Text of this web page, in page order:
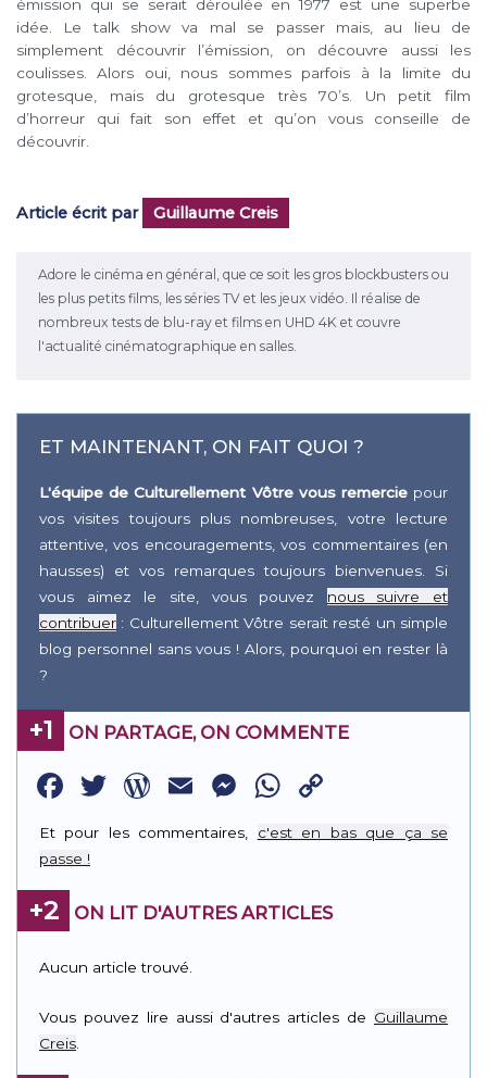
émission qui se serait déroulée en 1977 est une superbe
idée. Le talk show va mal se passer mais, au lieu de
simplement découvrir l’émission, on découvre aussi les
coulisses. Alors oui, nous sommes parfois à la limite du
grotesque, mais du grotesque très 70’s. Un petit film
d’horreur qui fait son effet et qu’on vous conseille de
découvrir.
Article écrit par Guillaume Creis
Adore le cinéma en général, que ce soit les gros blockbusters ou
les plus petits films, les séries TV et les jeux vidéo. Il réalise de
nombreux tests de blu-ray et films en UHD 4K et couvre
l'actualité cinématographique en salles.
ET MAINTENANT, ON FAIT QUOI ?
L'équipe de Culturellement Vôtre vous remerciepour
vos visites toujours plus nombreuses, votre lecture
attentive, vos encouragements, vos commentaires (en
hausses) et vos remarques toujours bienvenues. Si
vous aimez le site, vous pouvez nous suivre et
contribuer : Culturellement Vôtre serait resté un simple
blog personnel sans vous ! Alors, pourquoi en rester là
?
+1 ON PARTAGE, ON COMMENTE
Facebook
Twitter
WordPress
EmailMessenger
WhatsApp
Link
Et pour les commentaires, c'est en bas que ça se
passe !
+2 ON LIT D'AUTRES ARTICLES
Aucun article trouvé.
Vous pouvez lire aussi d'autres articles de Guillaume
Creis